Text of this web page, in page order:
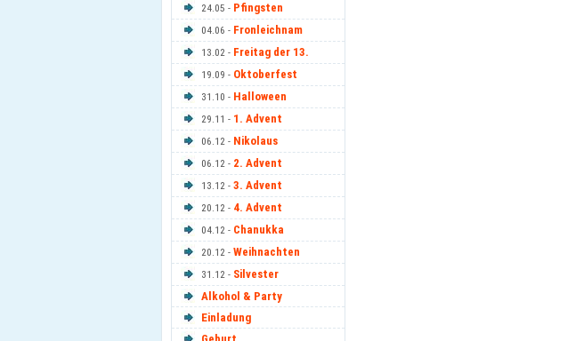
24.05 - Pfingsten
04.06 - Fronleichnam
13.02 - Freitag der 13.
19.09 - Oktoberfest
31.10 - Halloween
29.11 - 1. Advent
06.12 - Nikolaus
06.12 - 2. Advent
13.12 - 3. Advent
20.12 - 4. Advent
04.12 - Chanukka
20.12 - Weihnachten
31.12 - Silvester
Alkohol & Party
Einladung